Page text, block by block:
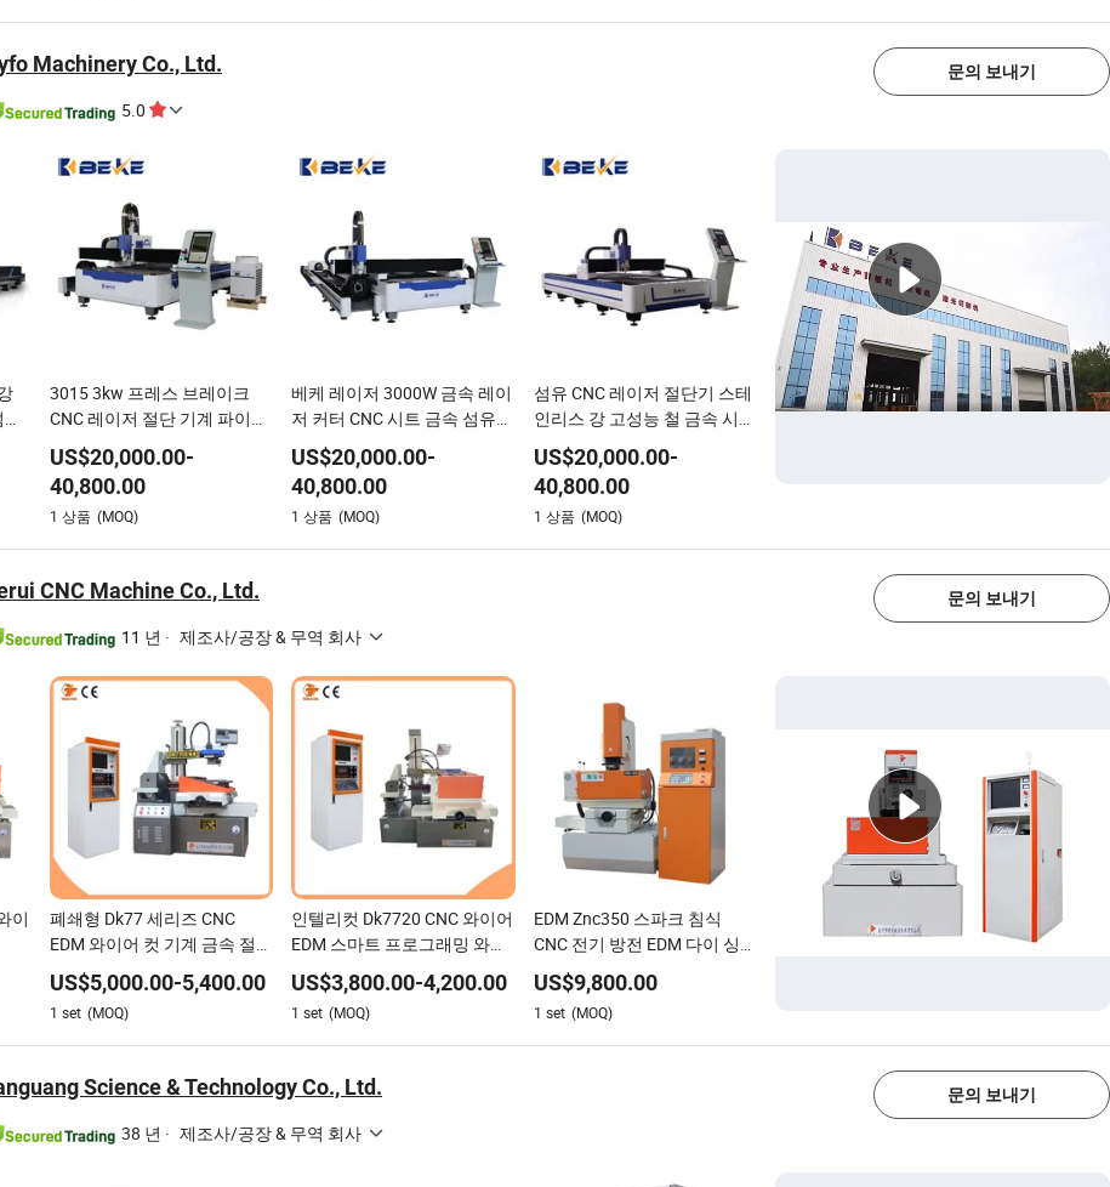
Machinery Co., Ltd.
5.0
문의 보내기
3015 3kw 프레스 브레이크
CNC 레이저 절단 기계 파이프
및 시트
US$20,000.00-
40,800.00
1 상품 (MOQ)
베케 레이저 3000W 금속 레이
저 커터 CNC 시트 금속 섬유
레이저 절단 기계 파이프 및 시
트
US$20,000.00-
40,800.00
1 상품 (MOQ)
섬유 CNC 레이저 절단기 스테
인리스 강 고성능 철 금속 시트
절단기
US$20,000.00-
40,800.00
1 상품 (MOQ)
CNC Machine Co., Ltd.
11 년 · 제조사/공장 & 무역 회사
문의 보내기
이
폐쇄형 Dk77 세리즈 CNC
EDM 와이어 컷 기계 금속 절단
용
US$5,000.00-5,400.00
1 set (MOQ)
인텔리컷 Dk7720 CNC 와이어
EDM 스마트 프로그래밍 와이
어 컷 기계
US$3,800.00-4,200.00
1 set (MOQ)
EDM Znc350 스파크 침식
CNC 전기 방전 EDM 다이 싱킹
기계
US$9,800.00
1 set (MOQ)
Science & Technology Co., Ltd.
38 년 · 제조사/공장 & 무역 회사
문의 보내기